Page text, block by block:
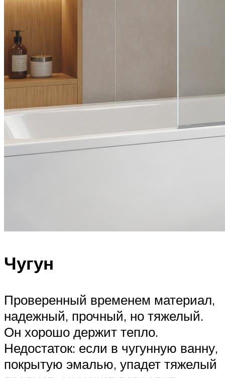
Чугун
Проверенный временем материал,
надежный, прочный, но тяжелый.
Он хорошо держит тепло.
Недостаток: если в чугунную ванну,
покрытую эмалью, упадет тяжелый